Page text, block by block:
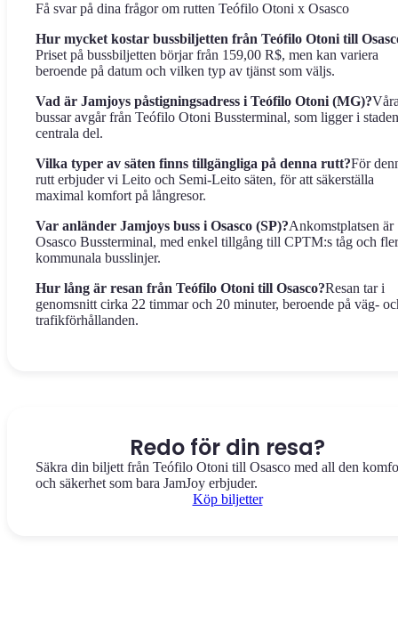
Få svar på dina frågor om rutten Teófilo Otoni x Osasco
Hur mycket kostar bussbiljetten från Teófilo Otoni till
Priset på bussbiljetten börjar från 159,00 R$, men kan variera
beroende på datum och vilken typ av tjänst som väljs.
Vad är Jamjoys påstigningsadress i Teófilo Otoni (MG)?
bussar avgår från Teófilo Otoni Bussterminal, som ligger i
centrala del.
Vilka typer av säten finns tillgängliga på denna rutt?För
rutt erbjuder vi Leito och Semi-Leito säten, för att säkerställa
maximal komfort på långresor.
Var anländer Jamjoys buss i Osasco (SP)?Ankomstplatsen är
Osasco Bussterminal, med enkel tillgång till CPTM:s tåg och
kommunala busslinjer.
Hur lång är resan från Teófilo Otoni till Osasco?Resan tar i
genomsnitt cirka 22 timmar och 20 minuter, beroende på väg-
trafikförhållanden.
Redo för din resa?
Säkra din biljett från Teófilo Otoni till Osasco med all den
och säkerhet som bara JamJoy erbjuder.
Köp biljetter